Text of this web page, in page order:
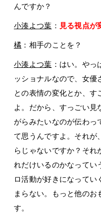
んですか？
小湊よつ葉 ： 見る視点が
橘 ：相手のことを？
小湊よつ葉 ：はい。や
ッショナルなので、女優
との表情の変化とか、す
よ。だから、すっごい見
がらみたいなのが伝わっ
て思うんですよ。それが
らじゃないですか？それ
れだけいるのかなってい
ロ活動が好きになってい
まらない。もっと他の
す。